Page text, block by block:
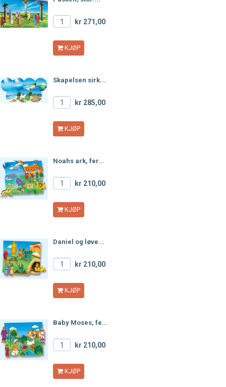
kr 271,00
KJØP
Skapelsen sirk...
kr 285,00
KJØP
Noahs ark, fer...
kr 210,00
KJØP
Daniel og løve...
kr 210,00
KJØP
Baby Moses, fe...
kr 210,00
KJØP